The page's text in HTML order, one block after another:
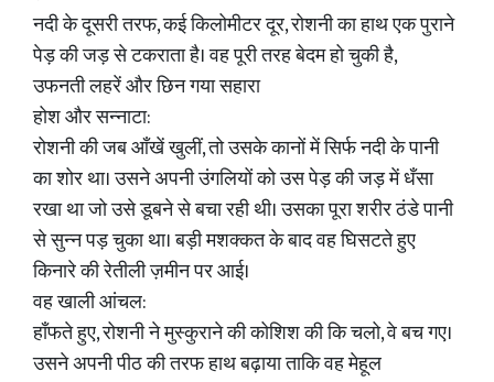
नदी के दूसरी तरफ, कई किलोमीटर दूर, रोशनी का हाथ एक पुराने
पेड़ की जड़ से टकराता है। वह पूरी तरह बेदम हो चुकी है,
उफनती लहरें और छिन गया सहारा
होश और सन्नाटा:
रोशनी की जब आँखें खुलीं, तो उसके कानों में सिर्फ नदी के पानी
का शोर था। उसने अपनी उंगलियों को उस पेड़ की जड़ में धँसा
रखा था जो उसे डूबने से बचा रही थी। उसका पूरा शरीर ठंडे पानी
से सुन्न पड़ चुका था। बड़ी मशक्कत के बाद वह घिसटते हुए
किनारे की रेतीली ज़मीन पर आई।
वह खाली आंचल:
हाँफते हुए, रोशनी ने मुस्कुराने की कोशिश की कि चलो, वे बच गए।
उसने अपनी पीठ की तरफ हाथ बढ़ाया ताकि वह मेहूल